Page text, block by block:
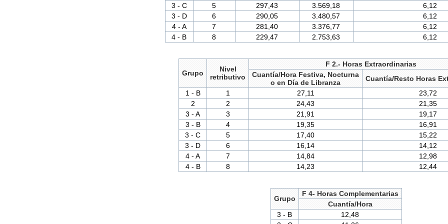
3 - C
5 297,43 3.569,18
6,12
3 - D
6 290,05 3.480,57
6,12
4 - A
7 281,40 3.376,77
6,12
4 - B
8 229,47 2.753,63 6,12
Grupo
Nivel
retributivo
F 2.- Horas Extraordinarias
Cuantía/Hora Festiva, Nocturna
o en Día de Libranza
Cuantía/Resto Horas
1 - B
1 27,11
23,72
2
2 24,43
21,35
3 - A
3 21,91
19,17
3 - B
4 19,35
16,91
3 - C
5 17,40
15,22
3 - D
6 16,14
14,12
4 - A
7 14,84
12,98
4 - B
8 14,23 12,44
Grupo
F 4- Horas Complementarias
Cuantía/Hora
3 - B
12,48